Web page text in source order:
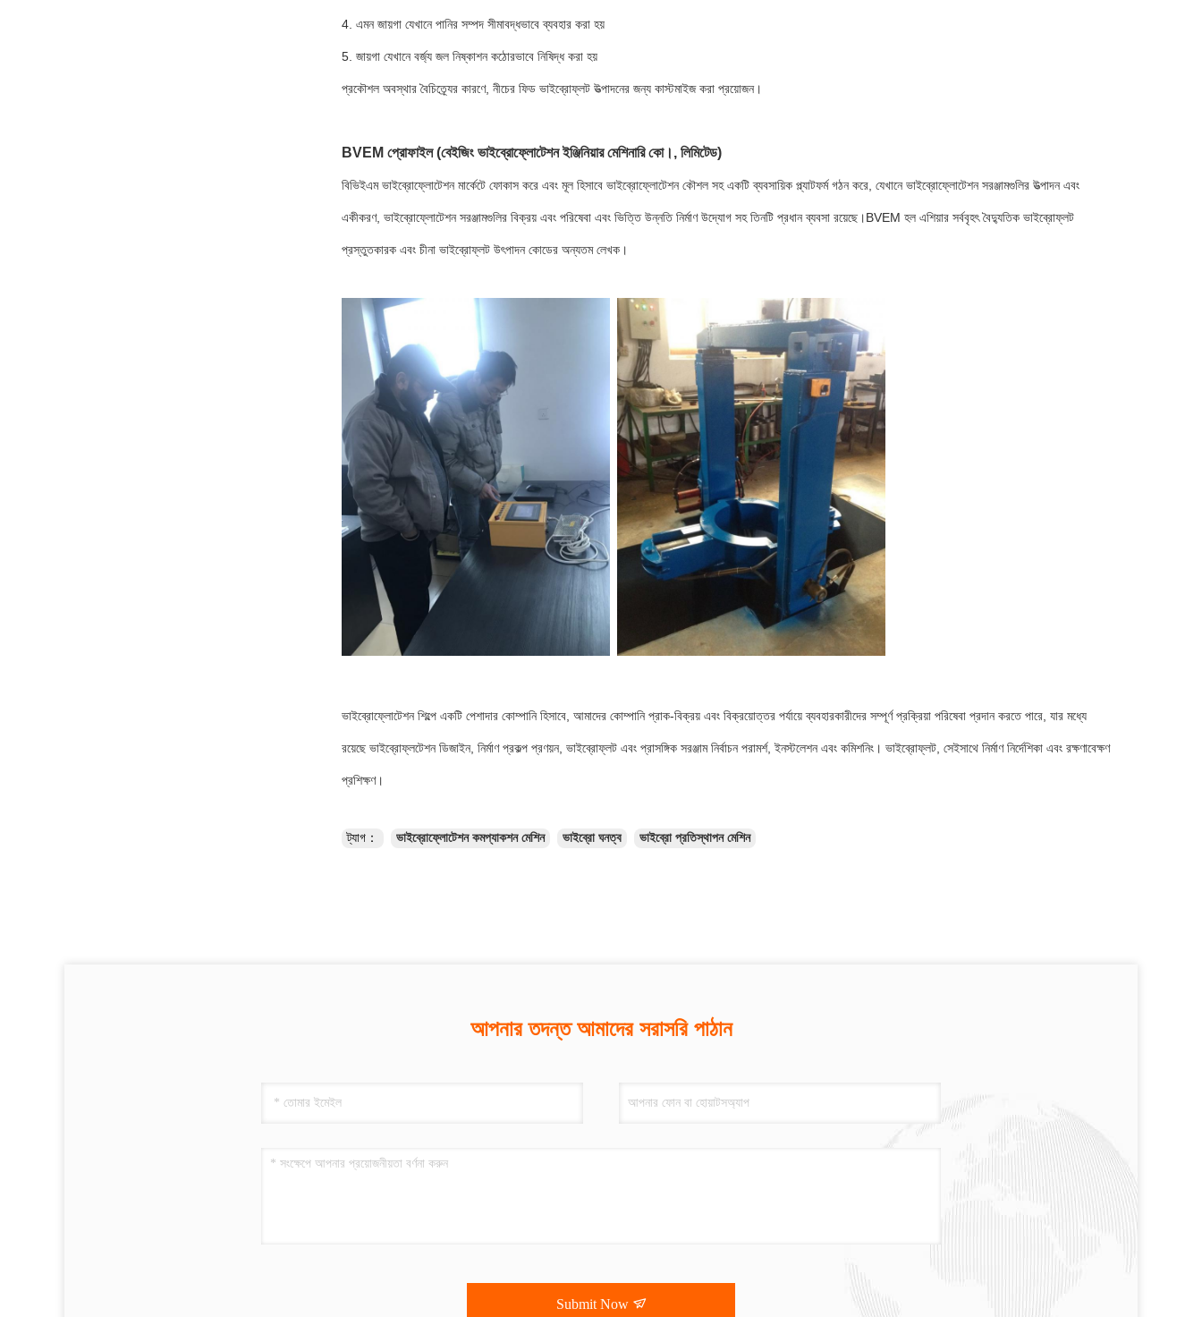
4. এমন জায়গা যেখানে পানির সম্পদ সীমাবদ্ধভাবে ব্যবহার করা হয়
5. জায়গা যেখানে বর্জ্য জল নিষ্কাশন কঠোরভাবে নিষিদ্ধ করা হয়
প্রকৌশল অবস্থার বৈচিত্র্যের কারণে, নীচের ফিড ভাইব্রোফ্লট উত্পাদনের জন্য কাস্টমাইজ করা প্রয়োজন।
BVEM প্রোফাইল (বেইজিং ভাইব্রোফ্লোটেশন ইঞ্জিনিয়ার মেশিনারি কো।, লিমিটেড)
বিভিইএম ভাইব্রোফ্লোটেশন মার্কেটে ফোকাস করে এবং মূল হিসাবে ভাইব্রোফ্লোটেশন কৌশল সহ একটি ব্যবসায়িক প্ল্যাটফর্ম গঠন করে, যেখানে ভাইব্রোফ্লোটেশন সরঞ্জামগুলির উত্পাদন এবং
একীকরণ, ভাইব্রোফ্লোটেশন সরঞ্জামগুলির বিক্রয় এবং পরিষেবা এবং ভিত্তি উন্নতি নির্মাণ উদ্যোগ সহ তিনটি প্রধান ব্যবসা রয়েছে।BVEM হল এশিয়ার সর্ববৃহৎ বৈদ্যুতিক ভাইব্রোফ্লট
প্রস্তুতকারক এবং চীনা ভাইব্রোফ্লট উৎপাদন কোডের অন্যতম লেখক।
ভাইব্রোফ্লোটেশন শিল্পে একটি পেশাদার কোম্পানি হিসাবে, আমাদের কোম্পানি প্রাক-বিক্রয় এবং বিক্রয়োত্তর পর্যায়ে ব্যবহারকারীদের সম্পূর্ণ প্রক্রিয়া পরিষেবা প্রদান করতে পারে, যার মধ্যে
রয়েছে ভাইব্রোফ্লটেশন ডিজাইন, নির্মাণ প্রকল্প প্রণয়ন, ভাইব্রোফ্লট এবং প্রাসঙ্গিক সরঞ্জাম নির্বাচন পরামর্শ, ইনস্টলেশন এবং কমিশনিং। ভাইব্রোফ্লট, সেইসাথে নির্মাণ নির্দেশিকা এবং রক্ষণাবেক্ষণ
প্রশিক্ষণ।
ট্যাগ： ভাইব্রোফ্লোটেশন কমপ্যাকশন মেশিন ভাইব্রো ঘনত্ব ভাইব্রো প্রতিস্থাপন মেশিন
আপনার তদন্ত আমাদের সরাসরি পাঠান
Submit Now